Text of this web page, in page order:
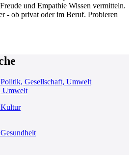
und Empathie Wissen vermitteln.
- ob privat oder im Beruf. Probieren
Umwelt